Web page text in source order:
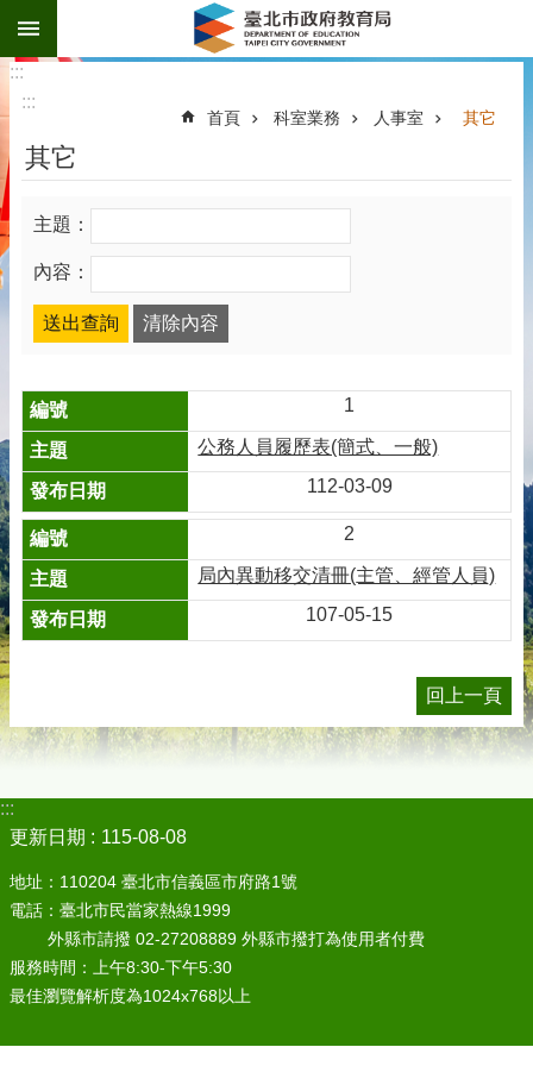
跳到主要內容區塊
:::
:::
首頁 科室業務 人事室 其它
其它
主題：
內容：
1
公務人員履歷表(簡式、一般)
112-03-09
2
局內異動移交清冊(主管、經管人員)
107-05-15
回上一頁
:::
更新日期
115-08-08
地址：110204 臺北市信義區市府路1號
電話：臺北市民當家熱線1999
外縣市請撥 02-27208889 外縣市撥打為使用者付費
服務時間：上午8:30-下午5:30
最佳瀏覽解析度為1024x768以上